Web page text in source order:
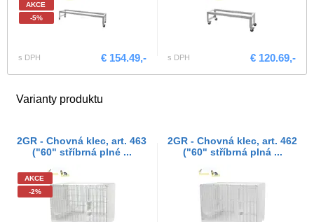
AKCE
-5%
s DPH € 154.49,- s DPH € 120.69,-
Varianty produktu
2GR - Chovná klec, art. 463
("60" stříbrná plné ...
AKCE
-2%
2GR - Chovná klec, art. 462
("60" stříbrná plná ...